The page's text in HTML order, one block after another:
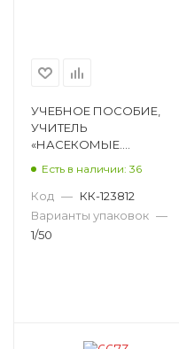
УЧЕБНОЕ ПОСОБИЕ,
УЧИТЕЛЬ
«НАСЕКОМЫЕ.
ЗАДАНИЙ С
НАКЛЕЙКАМИ:
ЗАГАДКИ,
Есть в наличии: 36
Код — КК-123812
Варианты упаковок —
1/50